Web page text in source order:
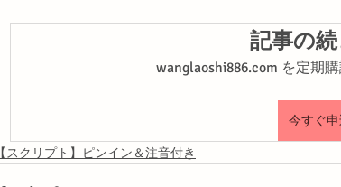
記事の
wanglaoshi886.com を定期
今すぐ
【スクリプト】ピンイン＆注音付き